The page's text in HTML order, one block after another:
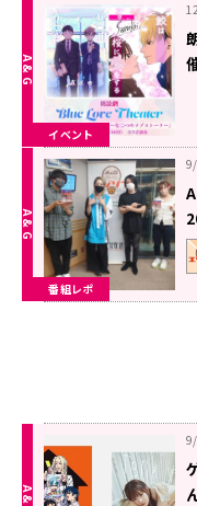
イベント
番組レポ